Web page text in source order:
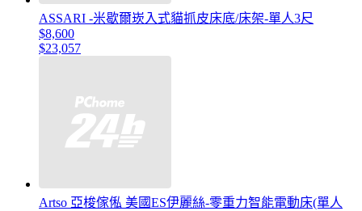
ASSARI -米歇爾崁入式貓抓皮床底/床架-單人3尺
$8,600
$23,057
Artso 亞梭傢俬 美國ES伊麗絲-零重力智能電動床(單人